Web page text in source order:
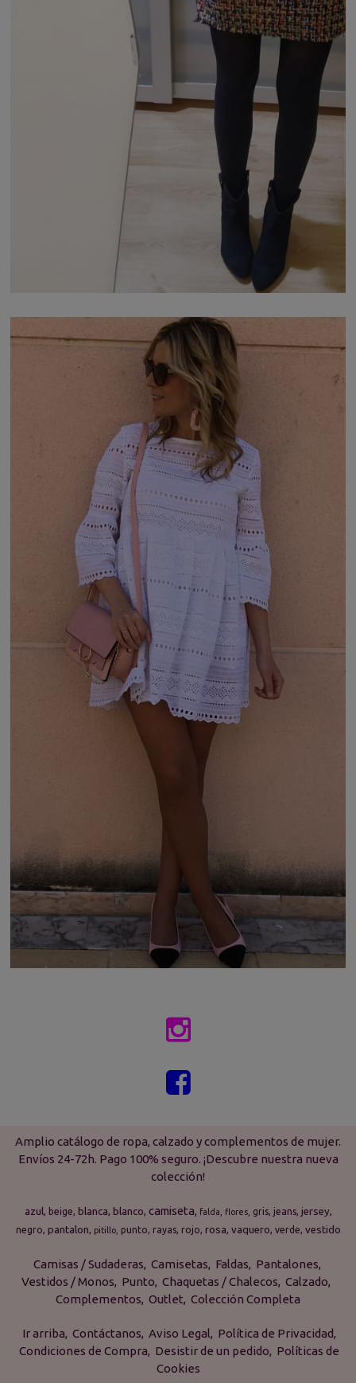


Amplio catálogo de ropa, calzado y complementos de mujer.
Envíos 24-72h. Pago 100% seguro. ¡Descubre nuestra nueva
colección!
azul beige blanca blanco camiseta falda flores gris jeans jersey
negro pantalon pitillo punto rayas rojo rosa vaquero verde vestido
Camisas / Sudaderas Camisetas Faldas
Pantalones
Vestidos / Monos
Punto Chaquetas / Chalecos Calzado
Complementos Outlet Colección Completa
Ir arriba Contáctanos Aviso Legal
Política de Privacidad
Condiciones de Compra
Desistir de un pedido
Políticas de
Cookies